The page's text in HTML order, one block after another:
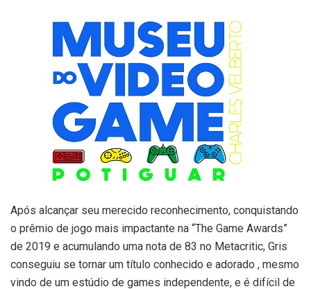
Após alcançar seu merecido reconhecimento, conquistando
o prêmio de jogo mais impactante na “The Game Awards”
de 2019 e acumulando uma nota de 83 no Metacritic, Gris
conseguiu se tornar um título conhecido e adorado , mesmo
vindo de um estúdio de games independente, e é difícil de